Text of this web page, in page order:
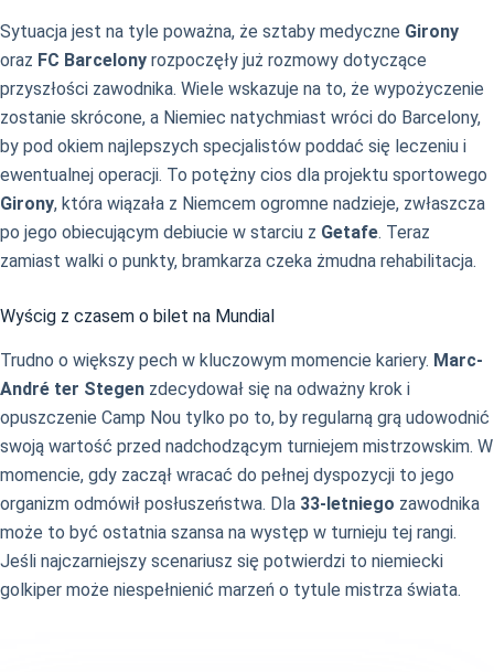
Sytuacja jest na tyle poważna, że sztaby medyczne Girony
oraz FC Barcelony rozpoczęły już rozmowy dotyczące
przyszłości zawodnika. Wiele wskazuje na to, że wypożyczenie
zostanie skrócone, a Niemiec natychmiast wróci do Barcelony,
by pod okiem najlepszych specjalistów poddać się leczeniu i
ewentualnej operacji. To potężny cios dla projektu sportowego
Girony, która wiązała z Niemcem ogromne nadzieje, zwłaszcza
po jego obiecującym debiucie w starciu z Getafe. Teraz
zamiast walki o punkty, bramkarza czeka żmudna rehabilitacja.
Wyścig z czasem o bilet na Mundial
Trudno o większy pech w kluczowym momencie kariery. Marc-
André ter Stegen zdecydował się na odważny krok i
opuszczenie Camp Nou tylko po to, by regularną grą udowodnić
swoją wartość przed nadchodzącym turniejem mistrzowskim. W
momencie, gdy zaczął wracać do pełnej dyspozycji to jego
organizm odmówił posłuszeństwa. Dla 33-letniego zawodnika
może to być ostatnia szansa na występ w turnieju tej rangi.
Jeśli najczarniejszy scenariusz się potwierdzi to niemiecki
golkiper może niespełnienić marzeń o tytule mistrza świata.